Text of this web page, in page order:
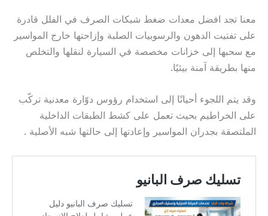
معنا تجد افضل معدات ضغط شبكات الصرف في الفلل قادرة
على تفتيت الدهون والرسوبيات الصلبة وإزاحتها خارج المواسير
مع سحبها إلى خزانات مخصصة في السيارة لنقلها والتخلص
منها بطريقة آمنة بيئيًا.
وقد يتم اللجوء أحيانًا إلى استخدام رؤوس دوّارة معدنية تركّب
على الخراطيم بحيث تعمل على كشط الطبقات الداخلية
الملتصقة بجدران المواسير وإعادتها إلى حالتها شبه الأصلية .